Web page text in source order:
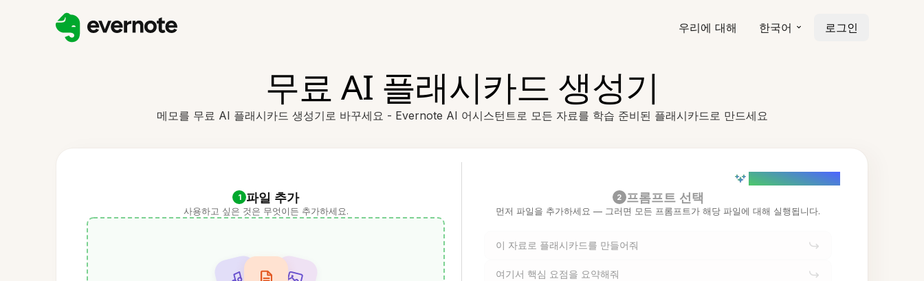
우리에 대해 한국어 로그인
무료 AI 플래시카드 생성기
메모를 무료 AI 플래시카드 생성기로 바꾸세요 - Evernote AI 어시스턴트로 모든 자료를 학습 준비된 플래시카드로 만드세요
1 파일 추가
사용하고 싶은 것은 무엇이든 추가하세요.
2 프롬프트 선택
먼저 파일을 추가하세요 — 그러면 모든 프롬프트가 해당 파일에 대해 실행됩니다.
이 자료로 플래시카드를 만들어줘
여기서 핵심 요점을 요약해줘